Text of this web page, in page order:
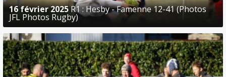
16 février 2025R1 : Hesby - Famenne 12-41 (Photos
JFL Photos Rugby)